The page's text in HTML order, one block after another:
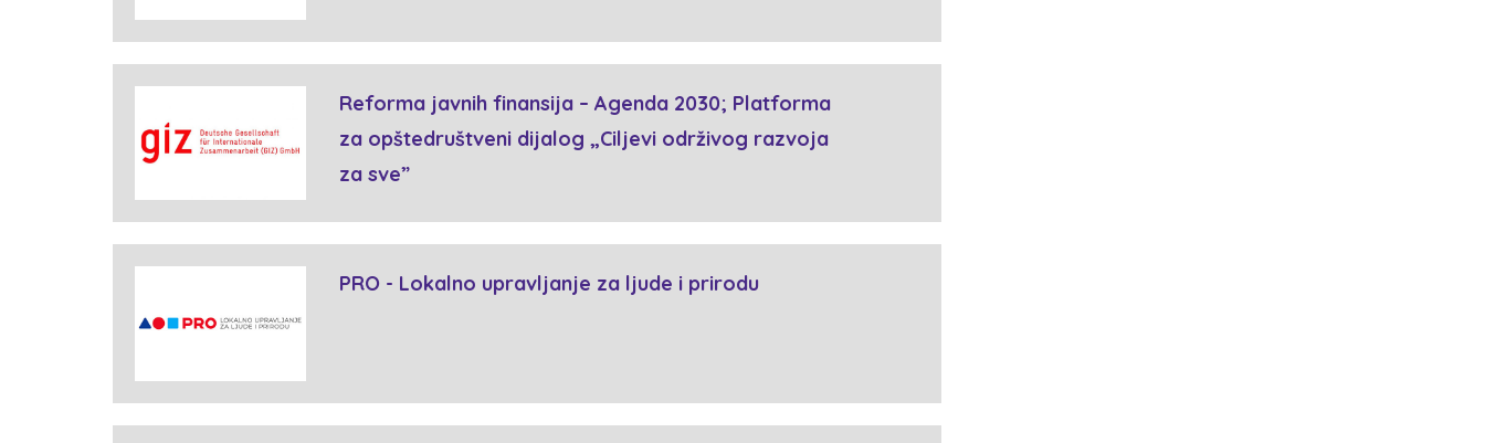
Reforma javnih finansija – Agenda 2030; Platforma
za opštedruštveni dijalog „Ciljevi održivog razvoja
za sve”
PRO - Lokalno upravljanje za ljude i prirodu